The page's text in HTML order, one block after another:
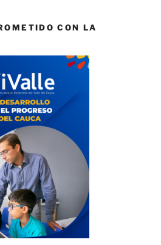
CON LA